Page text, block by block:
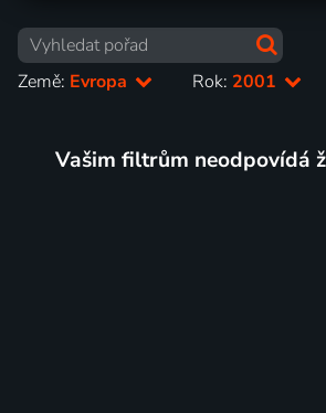
Země: Evropa Rok: 2001
Vašim filtrům neodpovídá